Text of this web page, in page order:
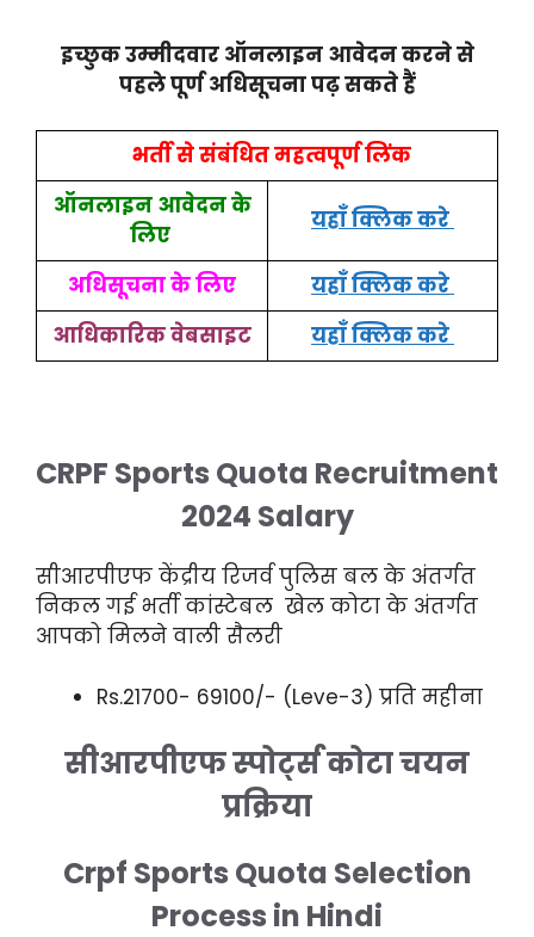
इच्छुक उम्मीदवार ऑनलाइन आवेदन करने से
पहले पूर्ण अधिसूचना पढ़ सकते हैं
भर्ती से संबंधित महत्वपूर्ण लिंक
ऑनलाइन आवेदन के
लिए
यहाँ क्लिक करे
अधिसूचना के लिए
यहाँ क्लिक करे
आधिकारिक वेबसाइट
यहाँ क्लिक करे
CRPF Sports Quota Recruitment
2024 Salary
सीआरपीएफ केंद्रीय रिजर्व पुलिस बल के अंतर्गत
निकल गई भर्ती कांस्टेबल खेल कोटा के अंतर्गत
आपको मिलने वाली सैलरी
Rs.21700- 69100/- (Leve-3) प्रति महीना
सीआरपीएफ स्पोर्ट्स कोटा चयन
प्रक्रिया
Crpf Sports Quota Selection
Process in Hindi